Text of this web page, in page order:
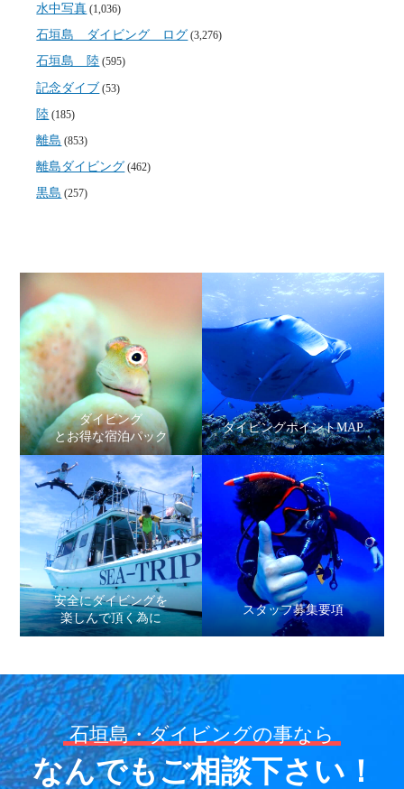
水中写真 (1,036)
石垣島 ダイビング ログ (3,276)
石垣島 陸 (595)
記念ダイブ (53)
陸 (185)
離島 (853)
離島ダイビング (462)
黒島 (257)
ダイビング
とお得な宿泊パック
ダイビングポイントMAP
安全にダイビングを
楽しんで頂く為に
スタッフ募集要項
石垣島・ダイビングの事なら
なんでもご相談下さい！